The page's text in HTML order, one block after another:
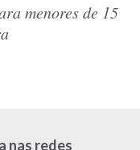
menores de 15
nas redes